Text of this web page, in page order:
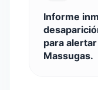
Informe
para
Massugas.